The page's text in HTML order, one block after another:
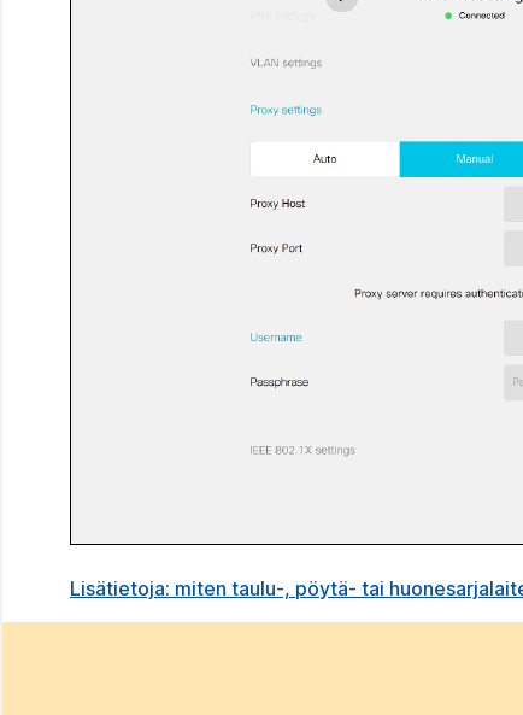
Lisätietoja: miten taulu-, pöytä- tai